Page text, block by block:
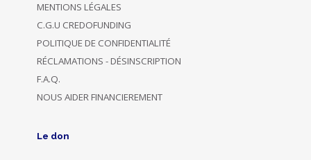
MENTIONS LÉGALES
C.G.U CREDOFUNDING
POLITIQUE DE CONFIDENTIALITÉ
RÉCLAMATIONS - DÉSINSCRIPTION
F.A.Q.
NOUS AIDER FINANCIEREMENT
Le don